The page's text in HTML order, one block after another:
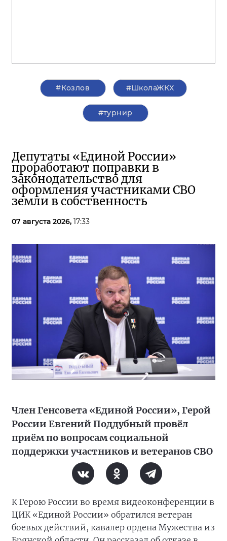
#Козлов #ШколаЖКХ
#турнир
Депутаты «Единой России»
проработают поправки в
законодательство для
оформления участниками СВО
земли в собственность
07 августа 2026, 17:33
Член Генсовета «Единой России», Герой
России Евгений Поддубный провёл
приём по вопросам социальной
поддержки участников и ветеранов СВО
К Герою России во время видеоконференции в
ЦИК «Единой России» обратился ветеран
боевых действий, кавалер ордена Мужества из